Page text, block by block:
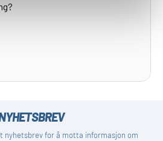
nyhetsbrev for å motta informasjon om